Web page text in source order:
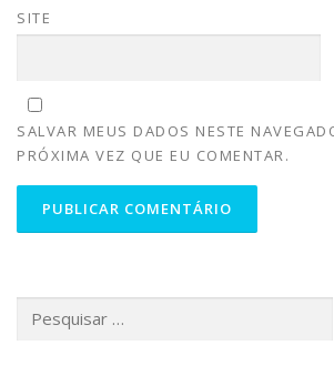
SITE
SALVAR MEUS DADOS NESTE
PRÓXIMA VEZ QUE EU COMENTAR.